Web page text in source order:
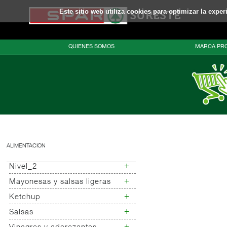
Este sitio web utiliza cookies para optimizar la
QUIENES SOMOS MARCA
ALIMENTACION
Nivel_2 +
Nivel_3
Mayonesas y salsas ligeras +
Mayonesas
Salsas ligeras
Alioli
Ketchup +
Ketchup
Salsas +